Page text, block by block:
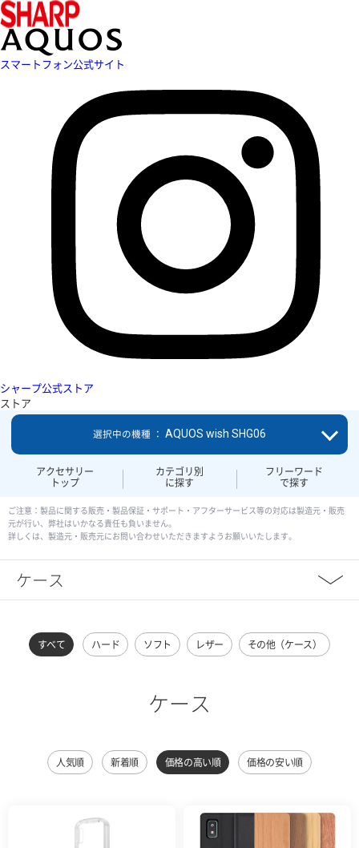
スマートフォン公式サイト
シャープ公式ストア
ストア
アクセサリー
トップ
カテゴリ別
に探す
フリーワード
で探す
選択中の機種 ： AQUOS wish SHG06
ご注意：製品に関する販売・製品保証・サポート・アフターサービス等の対応は製造元・販売
元が行い、弊社はいかなる責任も負いません。
詳しくは、製造元・販売元にお問い合わせいただきますようお願いいたします。
ケース
すべて ハード ソフト レザー その他（ケース）
ケース
人気順 新着順 価格の高い順 価格の安い順